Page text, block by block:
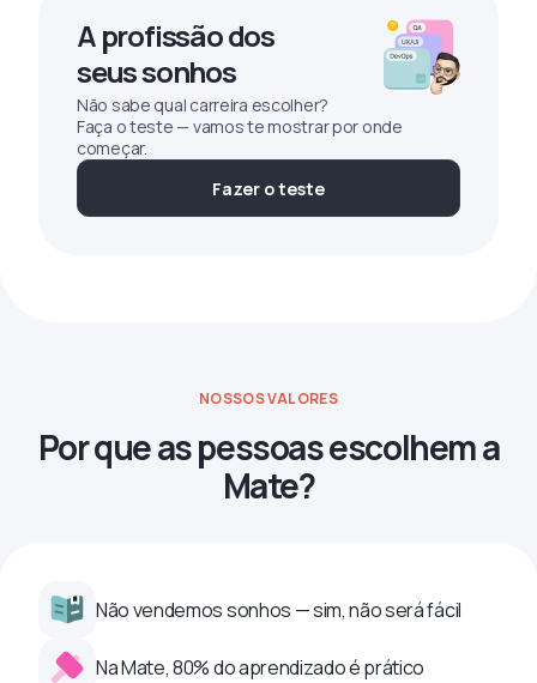
A profissão dos
seus sonhos
Não sabe qual carreira escolher?
Faça o teste — vamos te mostrar por onde
começar.
Fazer o teste
NOSSOS VALORES
Por que as pessoas escolhem a
Mate?
Não vendemos sonhos — sim, não será fácil
Na Mate, 80% do aprendizado é prático